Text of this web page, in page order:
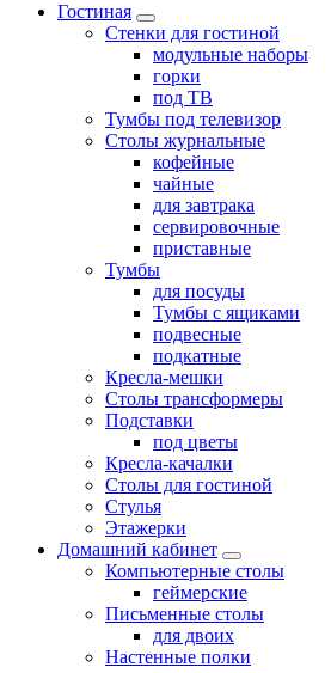
Гостиная
Стенки для гостиной
модульные наборы
горки
под ТВ
Тумбы под телевизор
Столы журнальные
кофейные
чайные
для завтрака
сервировочные
приставные
Тумбы
для посуды
Тумбы с ящиками
подвесные
подкатные
Кресла-мешки
Столы трансформеры
Подставки
под цветы
Кресла-качалки
Столы для гостиной
Стулья
Этажерки
Домашний кабинет
Компьютерные столы
геймерские
Письменные столы
для двоих
Настенные полки